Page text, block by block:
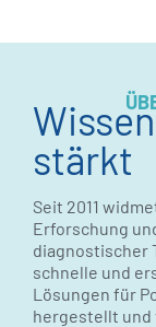
stärkt
Seit 2011
Erforschung
diagnostischer
schnelle und
Lösungen für
hergestellt und